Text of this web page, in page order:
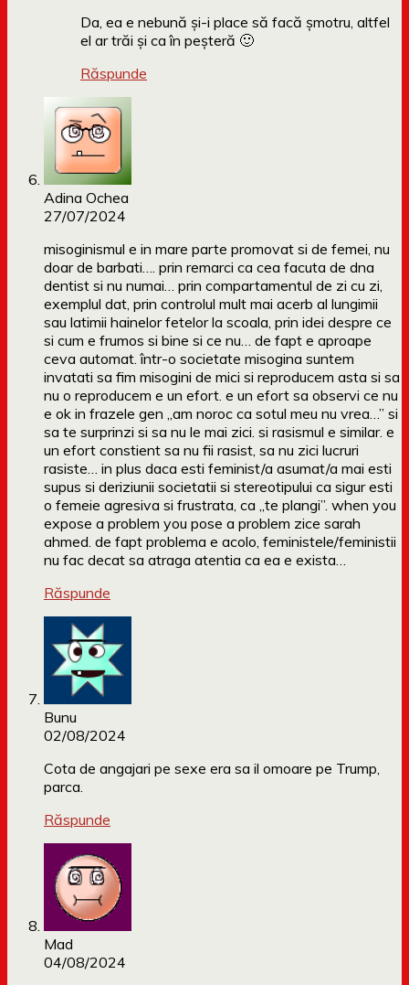
Da, ea e nebună și-i place să facă șmotru, altfel
el ar trăi și ca în peșteră 🙂
Răspunde
Adina Ochea
27/07/2024
misoginismul e in mare parte promovat si de femei, nu
doar de barbati…. prin remarci ca cea facuta de dna
dentist si nu numai… prin compartamentul de zi cu zi,
exemplul dat, prin controlul mult mai acerb al lungimii
sau latimii hainelor fetelor la scoala, prin idei despre ce
si cum e frumos si bine si ce nu… de fapt e aproape
ceva automat. într-o societate misogina suntem
invatati sa fim misogini de mici si reproducem asta si sa
nu o reproducem e un efort. e un efort sa observi ce nu
e ok in frazele gen „am noroc ca sotul meu nu vrea…” si
sa te surprinzi si sa nu le mai zici. si rasismul e similar. e
un efort constient sa nu fii rasist, sa nu zici lucruri
rasiste… in plus daca esti feminist/a asumat/a mai esti
supus si deriziunii societatii si stereotipului ca sigur esti
o femeie agresiva si frustrata, ca „te plangi”. when you
expose a problem you pose a problem zice sarah
ahmed. de fapt problema e acolo, feministele/feministii
nu fac decat sa atraga atentia ca ea e exista…
Răspunde
Bunu
02/08/2024
Cota de angajari pe sexe era sa il omoare pe Trump,
parca.
Răspunde
Mad
04/08/2024